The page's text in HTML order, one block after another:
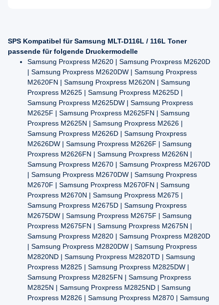
SPS Kompatibel für Samsung MLT-D116L / 116L Toner
passende für folgende Druckermodelle
Samsung Proxpress M2620 | Samsung Proxpress M2620D
| Samsung Proxpress M2620DW | Samsung Proxpress
M2620FN | Samsung Proxpress M2620N | Samsung
Proxpress M2625 | Samsung Proxpress M2625D |
Samsung Proxpress M2625DW | Samsung Proxpress
M2625F | Samsung Proxpress M2625FN | Samsung
Proxpress M2625N | Samsung Proxpress M2626 |
Samsung Proxpress M2626D | Samsung Proxpress
M2626DW | Samsung Proxpress M2626F | Samsung
Proxpress M2626FN | Samsung Proxpress M2626N |
Samsung Proxpress M2670 | Samsung Proxpress M2670D
| Samsung Proxpress M2670DW | Samsung Proxpress
M2670F | Samsung Proxpress M2670FN | Samsung
Proxpress M2670N | Samsung Proxpress M2675 |
Samsung Proxpress M2675D | Samsung Proxpress
M2675DW | Samsung Proxpress M2675F | Samsung
Proxpress M2675FN | Samsung Proxpress M2675N |
Samsung Proxpress M2820 | Samsung Proxpress M2820D
| Samsung Proxpress M2820DW | Samsung Proxpress
M2820ND | Samsung Proxpress M2820TD | Samsung
Proxpress M2825 | Samsung Proxpress M2825DW |
Samsung Proxpress M2825FN | Samsung Proxpress
M2825N | Samsung Proxpress M2825ND | Samsung
Proxpress M2826 | Samsung Proxpress M2870 | Samsung